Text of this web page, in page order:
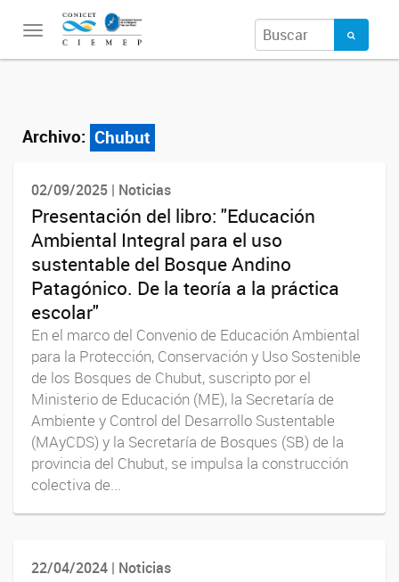
Toggle
navigation
Archivo: Chubut
02/09/2025 | Noticias
Presentación del libro: "Educación
Ambiental Integral para el uso
sustentable del Bosque Andino
Patagónico. De la teoría a la práctica
escolar"
En el marco del Convenio de Educación Ambiental
para la Protección, Conservación y Uso Sostenible
de los Bosques de Chubut, suscripto por el
Ministerio de Educación (ME), la Secretaría de
Ambiente y Control del Desarrollo Sustentable
(MAyCDS) y la Secretaría de Bosques (SB) de la
provincia del Chubut, se impulsa la construcción
colectiva de...
22/04/2024 | Noticias